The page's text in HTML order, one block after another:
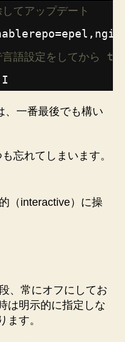
てアップデート
言語設定をしてから
I
、一番最後でも構い
忘れてしまいます。
（interactive）に操
、常にオフにしてお
は明示的に指定しな
ます。